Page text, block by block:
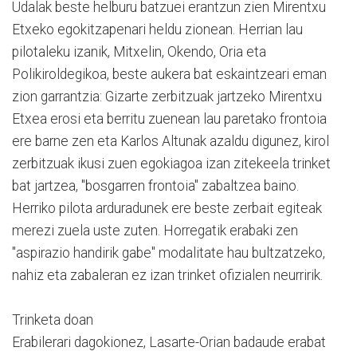
Udalak beste helburu batzuei erantzun zien Mirentxu
Etxeko egokitzapenari heldu zionean. Herrian lau
pilotaleku izanik, Mitxelin, Okendo, Oria eta
Polikiroldegikoa, beste aukera bat eskaintzeari eman
zion garrantzia: Gizarte zerbitzuak jartzeko Mirentxu
Etxea erosi eta berritu zuenean lau paretako frontoia
ere barne zen eta Karlos Altunak azaldu digunez, kirol
zerbitzuak ikusi zuen egokiagoa izan zitekeela trinket
bat jartzea, "bosgarren frontoia" zabaltzea baino.
Herriko pilota arduradunek ere beste zerbait egiteak
merezi zuela uste zuten. Horregatik erabaki zen
"aspirazio handirik gabe" modalitate hau bultzatzeko,
nahiz eta zabaleran ez izan trinket ofizialen neurririk.
Trinketa doan
Erabilerari dagokionez, Lasarte-Orian badaude erabat